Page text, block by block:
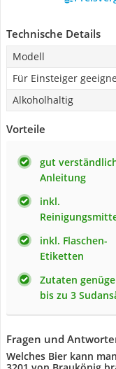
Technische Details
Modell
Für Einsteiger
Alkoholhaltig
Vorteile
gut
Anleitung
inkl.
inkl. Flaschen-
Etiketten
Zutaten
bis zu 3
Fragen und
Welches Bier kann